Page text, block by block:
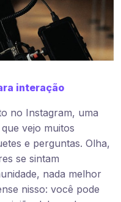
interação
no Instagram, uma
que vejo muitos
e perguntas. Olha,
se sintam
nada melhor
nisso: você pode